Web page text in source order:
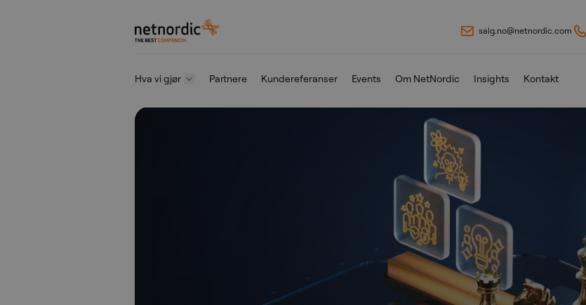
Gå til innhold
NetNordic Norway salg.no@netnordic.com
Hva vi gjør Partnere Kundereferanser Events Om NetNordic Insights Kontakt